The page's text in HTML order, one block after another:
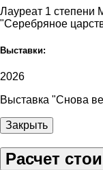
Лауреат 1 степени
"Серебряное
Выставки:
2026
Выставка "Снова
Закрыть
Расчет